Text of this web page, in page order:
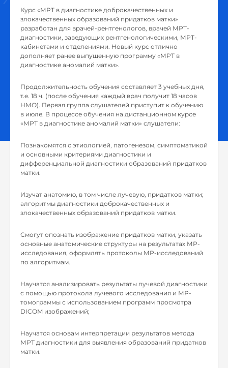
Курс «МРТ в диагностике доброкачественных и
злокачественных образований придатков матки»
разработан для врачей-рентгенологов, врачей МРТ-
диагностики, заведующих рентгенологическими, МРТ-
кабинетами и отделениями. Новый курс отлично
дополняет ранее выпущенную программу «МРТ в
диагностике аномалий матки».
Продолжительность обучения составляет 3 учебных дня,
т.е. 18 ч. (после обучения каждый врач получит 18 часов
НМО). Первая группа слушателей приступит к обучению
в июле. В процессе обучения на дистанционном курсе
«МРТ в диагностике аномалий матки» слушатели:
Познакомятся с этиологией, патогенезом, симптоматикой
и основными критериями диагностики и
дифференциальной диагностики образований придатков
матки.
Изучат анатомию, в том числе лучевую, придатков матки;
алгоритмы диагностики доброкачественных и
злокачественных образований придатков матки.
Смогут опознать изображение придатков матки, указать
основные анатомические структуры на результатах МР-
исследования, оформлять протоколы МР-исследований
по алгоритмам.
Научатся анализировать результаты лучевой диагностики
с помощью протокола лучевого исследования и МР-
томограммы с использованием программ просмотра
DICOM изображений;
Научатся основам интерпретации результатов метода
МРТ диагностики для выявления образований придатков
матки.